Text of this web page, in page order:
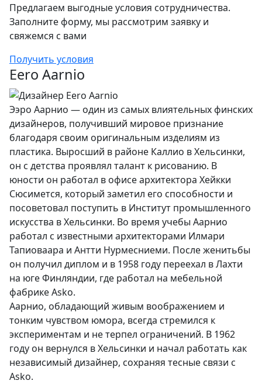
Предлагаем выгодные условия сотрудничества.
Заполните форму, мы рассмотрим заявку и
свяжемся с вами
Получить условия
Eero Aarnio
Ээро Аарнио — один из самых влиятельных финских
дизайнеров, получивший мировое признание
благодаря своим оригинальным изделиям из
пластика. Выросший в районе Каллио в Хельсинки,
он с детства проявлял талант к рисованию. В
юности он работал в офисе архитектора Хейкки
Сюсимется, который заметил его способности и
посоветовал поступить в Институт промышленного
искусства в Хельсинки. Во время учебы Аарнио
работал с известными архитекторами Илмари
Тапиоваара и Антти Нурмесниеми. После женитьбы
он получил диплом и в 1958 году переехал в Лахти
на юге Финляндии, где работал на мебельной
фабрике Asko.
Аарнио, обладающий живым воображением и
тонким чувством юмора, всегда стремился к
экспериментам и не терпел ограничений. В 1962
году он вернулся в Хельсинки и начал работать как
независимый дизайнер, сохраняя тесные связи с
Asko.